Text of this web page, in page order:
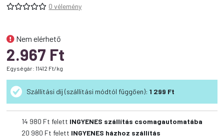
0 vélemény
Nem elérhető
2.967 Ft
Egységár: 11412 Ft/kg
Szállítási díj (szállítási módtól függően): 1 299 Ft
14 980 Ft felett INGYENES szállítás csomagautomatába
20 980 Ft felett INGYENES házhoz szállítás